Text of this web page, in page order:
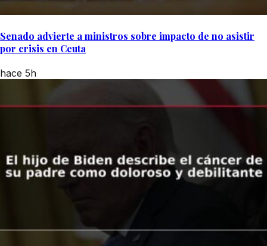
Senado advierte a ministros sobre impacto de no asistir
por crisis en Ceuta
hace 5h